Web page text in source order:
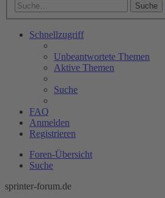
Suche
Schnellzugriff
Unbeantwortete Themen
Aktive Themen
Suche
FAQ
Anmelden
Registrieren
Foren-Übersicht
Suche
sprinter-forum.de